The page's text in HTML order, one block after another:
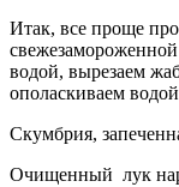
Итак, все проще
водой, вырезаем
ополаскиваем
Cкумбрия,
Очищенный лук